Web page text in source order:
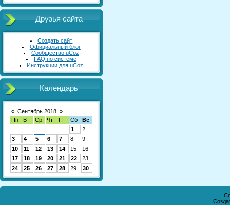
Друзья сайта
Создать сайт
Официальный блог
Сообщество uCoz
FAQ по системе
Инструкции для uCoz
Календарь
« Сентябрь 2018 »
Пн
Вт Ср Чт Пт Сб
Вс
1
2
3
4 5 6 7 8
9
10
11 12 13 14 15
16
17
18 19 20 21 22
23
24
25 26 27 28 29 30